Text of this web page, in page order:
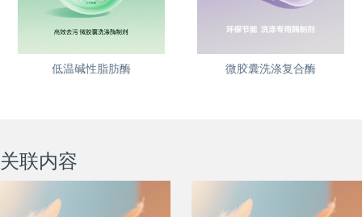
低温碱性脂肪酶 微胶囊洗涤复合酶
关联内容